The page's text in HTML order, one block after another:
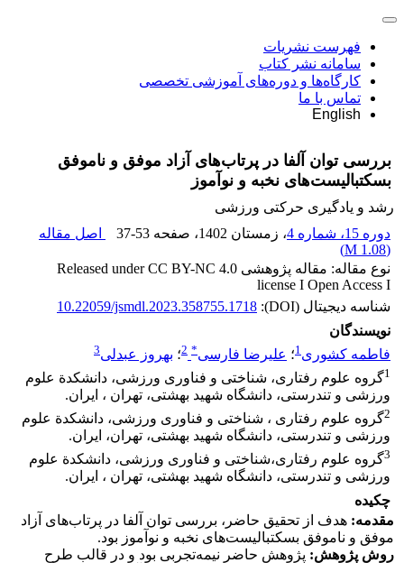
فهرست نشریات
سامانه نشر کتاب
کارگاه‌ها و دوره‌های آموزشی تخصصی
تماس با ما
English
بررسی توان آلفا در پرتاب‌های آزاد موفق و ناموفق
بسکتبالیست‌های نخبه و نوآموز
رشد و یادگیری حرکتی ورزشی
دوره 15، شماره 4
، زمستان 1402 ، صفحه 37-53
اصل مقاله
(
1.08 M
)
نوع مقاله: مقاله پژوهشی Released under CC BY-NC 4.0
license I Open Access I
شناسه دیجیتال (DOI):
10.22059/jsmdl.2023.358755.1718
نویسندگان
فاطمه کشوری1؛ علیرضا فارسی*
2؛ بهروز عبدلی3
1گروه علوم رفتاری، شناختی و فناوری ورزشی، دانشکدة علوم
ورزشی و تندرستی، دانشگاه شهید بهشتی، تهران ، ایران.
2گروه علوم رفتاری ، شناختی و فناوری ورزشی، دانشکدة علوم
ورزشی و تندرستی، دانشگاه شهید بهشتی، تهران، ایران.
3گروه علوم رفتاری،شناختی و فناوری ورزشی، دانشکدة علوم
ورزشی و تندرستی، دانشگاه شهید بهشتی، تهران ، ایران.
چکیده
مقدمه: هدف از تحقیق حاضر، بررسی توان آلفا در پرتاب‌های آزاد
موفق و ناموفق بسکتبالیست‌های نخبه و نوآموز بود.
روش پژوهش: پژوهش حاضر نیمه‌تجربی بود و در قالب طرح